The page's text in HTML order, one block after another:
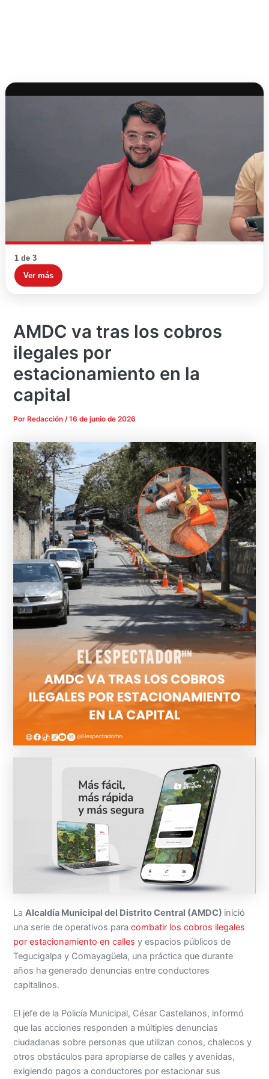
1 de 3
Ver más
AMDC va tras los cobros
ilegales por
estacionamiento en la
capital
Por Redacción/16 de junio de 2026
LaAlcaldía Municipal del Distrito Central (AMDC) inició
una serie de operativos paracombatir los cobros ilegales
por estacionamiento en calles y espacios públicos de
Tegucigalpa y Comayagüela, una práctica que durante
años ha generado denuncias entre conductores
capitalinos.
El jefe de la Policía Municipal, César Castellanos, informó
que las acciones responden a múltiples denuncias
ciudadanas sobre personas que utilizan conos, chalecos y
otros obstáculos para apropiarse de calles y avenidas,
exigiendo pagos a conductores por estacionar sus